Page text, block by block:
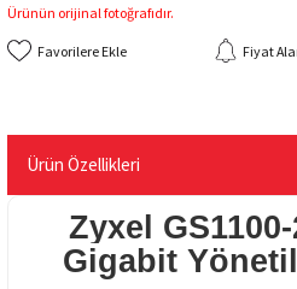
Ürünün orijinal fotoğrafıdır.
Fiyat
Ürün Özellikleri
Zyxel
Gigabit